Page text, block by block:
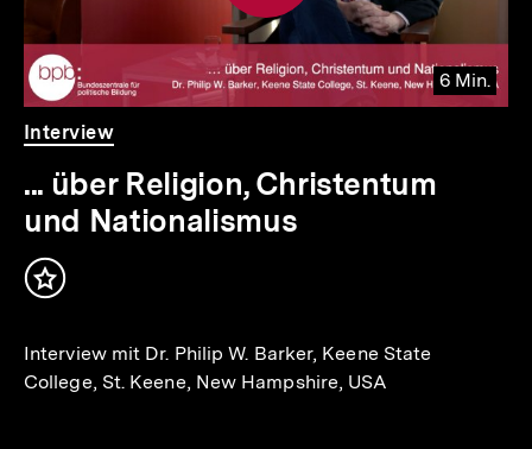
6 Min.
Video
Dauer
6
Min.
Interview
... über Religion, Christentum
und Nationalismus
Inhalt
Interview mit Dr. Philip W. Barker, Keene State
College, St. Keene, New Hampshire, USA